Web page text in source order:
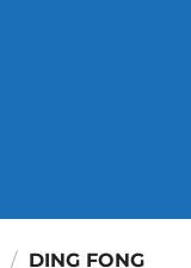
/ DING FONG